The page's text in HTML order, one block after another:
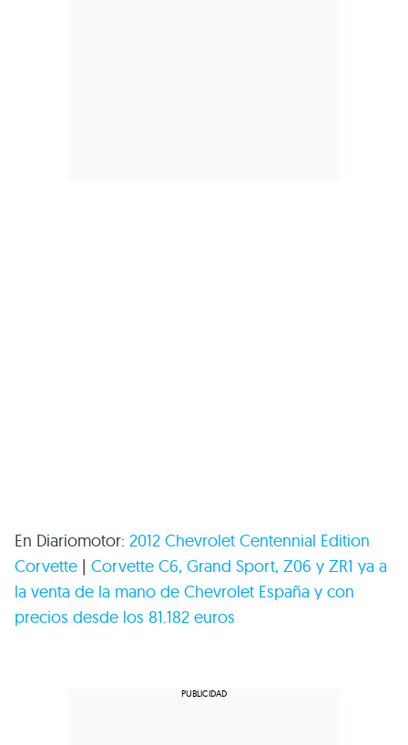
En Diariomotor: 2012 Chevrolet Centennial Edition
Corvette | Corvette C6, Grand Sport, Z06 y ZR1 ya a
la venta de la mano de Chevrolet España y con
precios desde los 81.182 euros